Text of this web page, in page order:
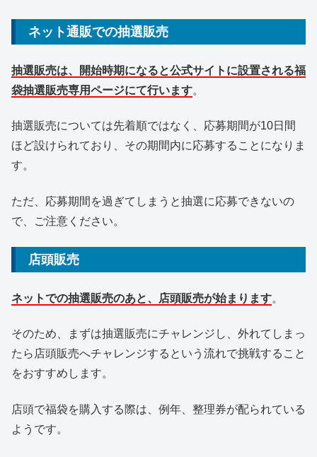
ネット通販での抽選販売
抽選販売は、開始時期になると公式サイトに設置される福
袋抽選販売専用ページにて行います。
抽選販売については先着順ではなく、応募期間が10日間
ほど設けられており、その期間内に応募することになりま
す。
ただ、応募期間を過ぎてしまうと抽選に応募できないの
で、ご注意ください。
店頭販売
ネットでの抽選販売のあと、店頭販売が始まります。
そのため、まずは抽選販売にチャレンジし、外れてしまっ
たら店頭販売へチャレンジするという流れで挑戦すること
をおすすめします。
店頭で福袋を購入する際は、例年、整理券が配られている
ようです。